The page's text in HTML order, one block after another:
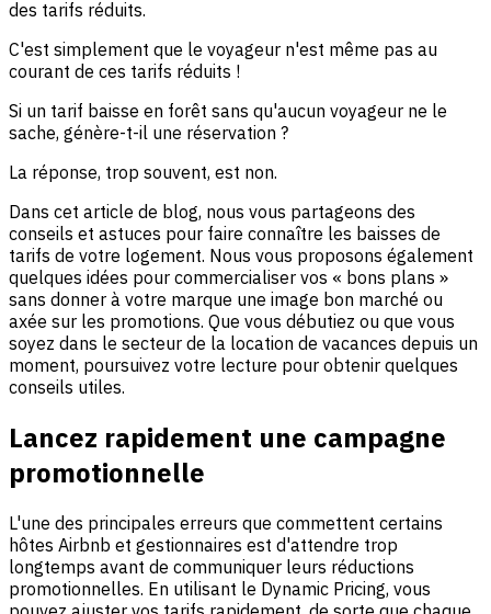
des tarifs réduits.
C'est simplement que le voyageur n'est même pas au
courant de ces tarifs réduits !
Si un tarif baisse en forêt sans qu'aucun voyageur ne le
sache, génère-t-il une réservation ?
La réponse, trop souvent, est non.
Dans cet article de blog, nous vous partageons des
conseils et astuces pour faire connaître les baisses de
tarifs de votre logement. Nous vous proposons également
quelques idées pour commercialiser vos « bons plans »
sans donner à votre marque une image bon marché ou
axée sur les promotions. Que vous débutiez ou que vous
soyez dans le secteur de la location de vacances depuis un
moment, poursuivez votre lecture pour obtenir quelques
conseils utiles.
Lancez rapidement une campagne
promotionnelle
L'une des principales erreurs que commettent certains
hôtes Airbnb et gestionnaires est d'attendre trop
longtemps avant de communiquer leurs réductions
promotionnelles. En utilisant le Dynamic Pricing, vous